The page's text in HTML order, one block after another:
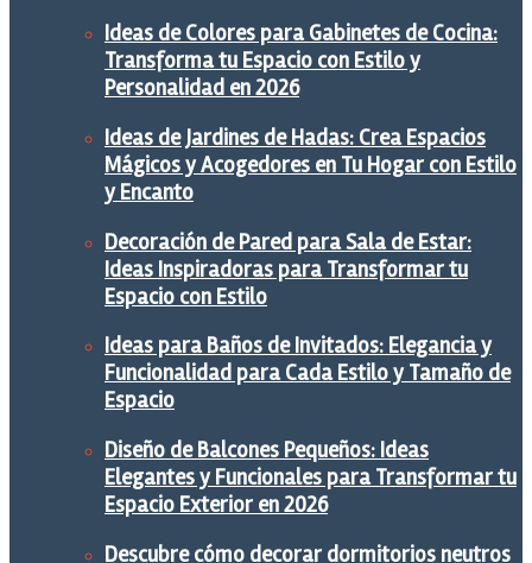
Ideas de Colores para Gabinetes de Cocina:
Transforma tu Espacio con Estilo y
Personalidad en 2026
Ideas de Jardines de Hadas: Crea Espacios
Mágicos y Acogedores en Tu Hogar con Estilo
y Encanto
Decoración de Pared para Sala de Estar:
Ideas Inspiradoras para Transformar tu
Espacio con Estilo
Ideas para Baños de Invitados: Elegancia y
Funcionalidad para Cada Estilo y Tamaño de
Espacio
Diseño de Balcones Pequeños: Ideas
Elegantes y Funcionales para Transformar tu
Espacio Exterior en 2026
Descubre cómo decorar dormitorios neutros